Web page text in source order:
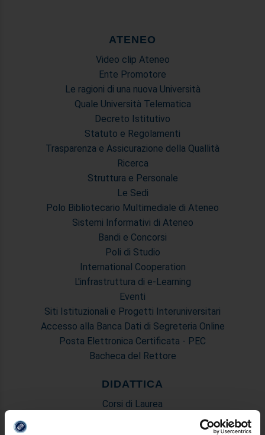
ATENEO
Video clip Ateneo
Ente Promotore
Le ragioni di una nuova Università
Quale Università Telematica
Decreto Istitutivo
Statuto e Regolamenti
Trasparenza e Assicurazione della Quallità
Ricerca
Struttura e Personale
Le Sedi
Polo Bibliotecario Multimediale di Ateneo
Sistemi Informativi di Ateneo
Bandi e Concorsi
Poli di Studio
International Cooperation
L'infrastruttura di e-Learning
Eventi
Siti Istituzionali e Progetti Interuniversitari
Accesso alla Banca Dati di Segreteria Online
Posta Elettronica Certificata - PEC
Bacheca del Rettore
DIDATTICA
Corsi di Laurea